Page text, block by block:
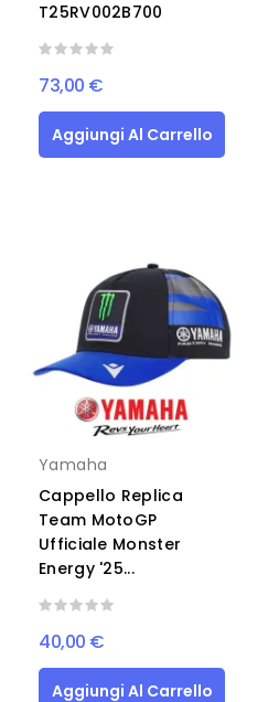
T25RV002B700
73,00 €
Aggiungi Al Carrello
Yamaha
Cappello Replica
Team MotoGP
Ufficiale Monster
Energy '25...
40,00 €
Aggiungi Al Carrello